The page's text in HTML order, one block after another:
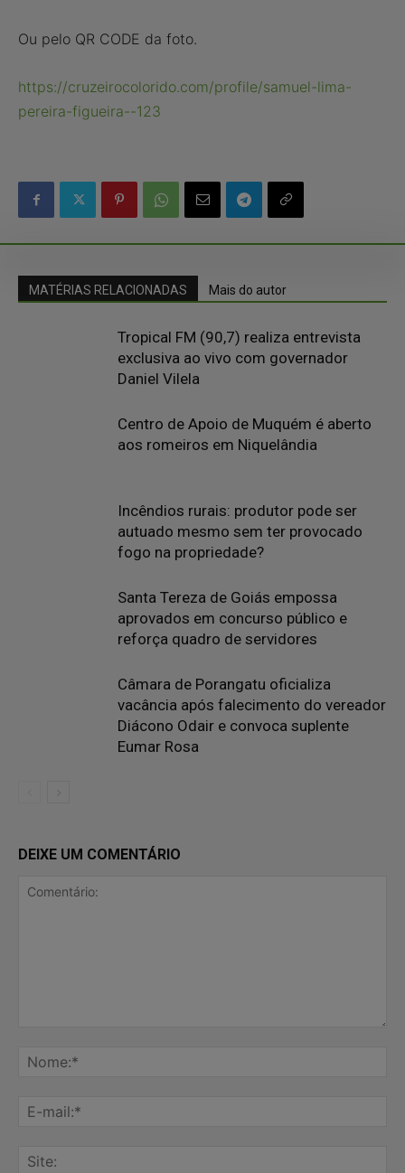
Ou pelo QR CODE da foto.
https://cruzeirocolorido.com/profile/samuel-lima-
pereira-figueira--123
MATÉRIAS RELACIONADAS Mais do autor
Tropical FM (90,7) realiza entrevista
exclusiva ao vivo com governador
Daniel Vilela
Centro de Apoio de Muquém é aberto
aos romeiros em Niquelândia
Incêndios rurais: produtor pode ser
autuado mesmo sem ter provocado
fogo na propriedade?
Santa Tereza de Goiás empossa
aprovados em concurso público e
reforça quadro de servidores
Câmara de Porangatu oficializa
vacância após falecimento do vereador
Diácono Odair e convoca suplente
Eumar Rosa
DEIXE UM COMENTÁRIO